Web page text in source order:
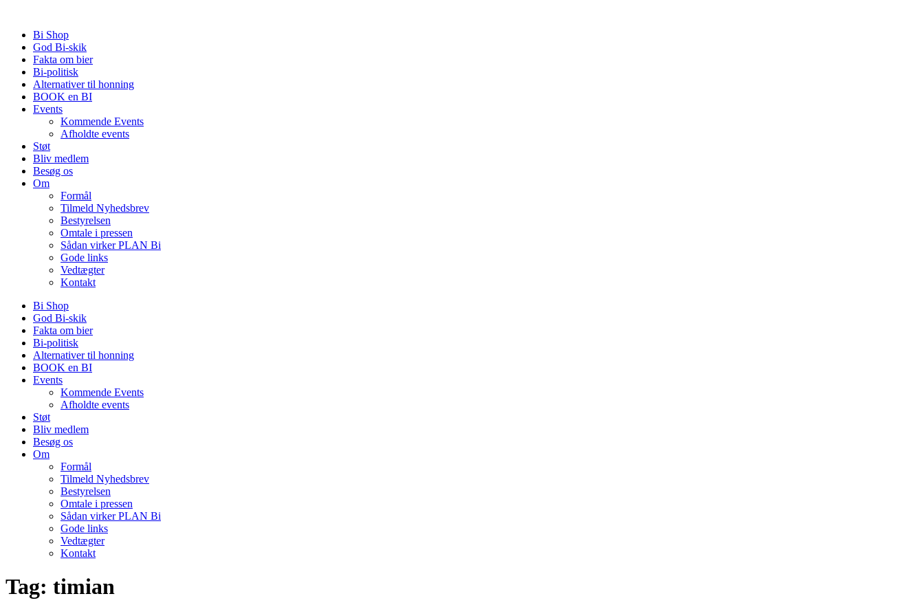
indholdBi Shop
God Bi-skik
Fakta om bier
Bi-politisk
Alternativer til honning
BOOK en BI
Events
Kommende Events
Afholdte events
Støt
Bliv medlem
Besøg os
Om
Formål
Tilmeld Nyhedsbrev
Bestyrelsen
Omtale i pressen
Sådan virker PLAN Bi
Gode links
Vedtægter
Kontakt
Bi Shop
God Bi-skik
Fakta om bier
Bi-politisk
Alternativer til honning
BOOK en BI
Events
Kommende Events
Afholdte events
Støt
Bliv medlem
Besøg os
Om
Formål
Tilmeld Nyhedsbrev
Bestyrelsen
Omtale i pressen
Sådan virker PLAN Bi
Gode links
Vedtægter
Kontakt
Tag: timian